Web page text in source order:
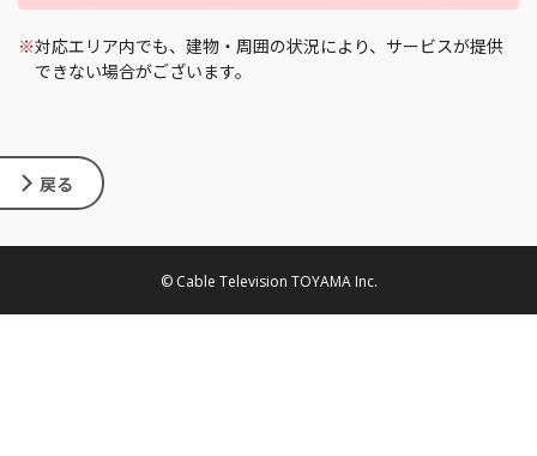
※対応エリア内でも、建物・周囲の状況により、サービスが提供
できない場合がございます。
戻る
© Cable Television TOYAMA Inc.